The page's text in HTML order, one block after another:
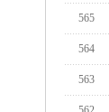
565
564
563